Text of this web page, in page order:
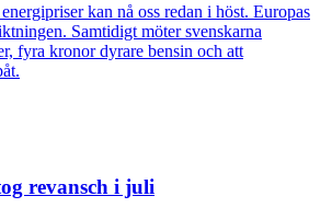
kan nå oss redan i höst. Europas
Samtidigt möter svenskarna
fyra kronor dyrare bensin och att
revansch i juli